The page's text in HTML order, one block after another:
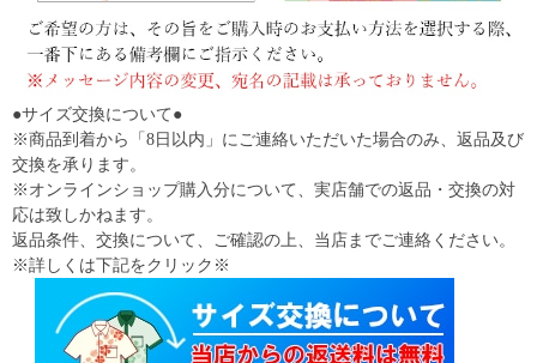
●サイズ交換について●
※商品到着から「8日以内」にご連絡いただいた場合のみ、返品及び
交換を承ります。
※オンラインショップ購入分について、実店舗での返品・交換の対
応は致しかねます。
返品条件、交換について、ご確認の上、当店までご連絡ください。
※詳しくは下記をクリック※